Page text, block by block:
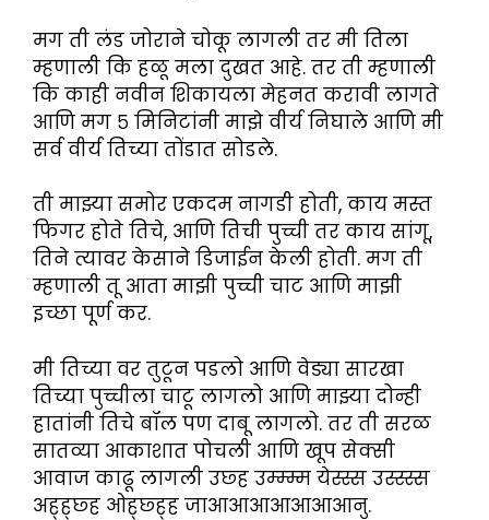
मग ती लंड जोराने चोकू लागली तर मी तिला
म्हणाली कि हळू मला दुखत आहे. तर ती म्हणाली
कि काही नवीन शिकायला मेहनत करावी लागते
आणि मग ५ मिनिटांनी माझे वीर्य निघाले आणि मी
सर्व वीर्य तिच्या तोंडात सोडले.
ती माझ्या समोर एकदम नागडी होती, काय मस्त
फिगर होते तिचे, आणि तिची पुच्ची तर काय सांगू,
तिने त्यावर केसाने डिजाईन केली होती. मग ती
म्हणाली तू आता माझी पुच्ची चाट आणि माझी
इच्छा पूर्ण कर.
मी तिच्या वर तुटून पडलो आणि वेड्या सारखा
तिच्या पुच्चीला चाटू लागलो आणि माझ्या दोन्ही
हातांनी तिचे बॉल पण दाबू लागलो. तर ती सरळ
सातव्या आकाशात पोचली आणि खूप सेक्सी
आवाज काढू लागली उछ्ह उम्म्म्म येस्स्स उस्स्स्स
अह्ह्छ्ह ओह्छ्ह्ह जाआआआआआआआनु.